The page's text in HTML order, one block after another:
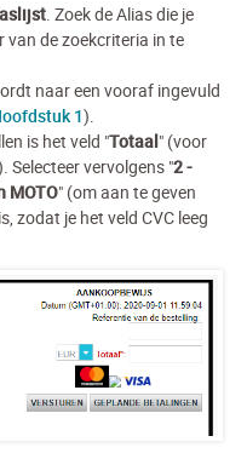
. Zoek de Alias die je
van de zoekcriteria in te
naar een vooraf ingevuld
1).
is het veld "Totaal" (voor
Selecteer vervolgens "2 -
MOTO" (om aan te geven
zodat je het veld CVC leeg